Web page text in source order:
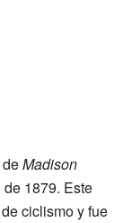
Madison
1879. Este
ciclismo y fue